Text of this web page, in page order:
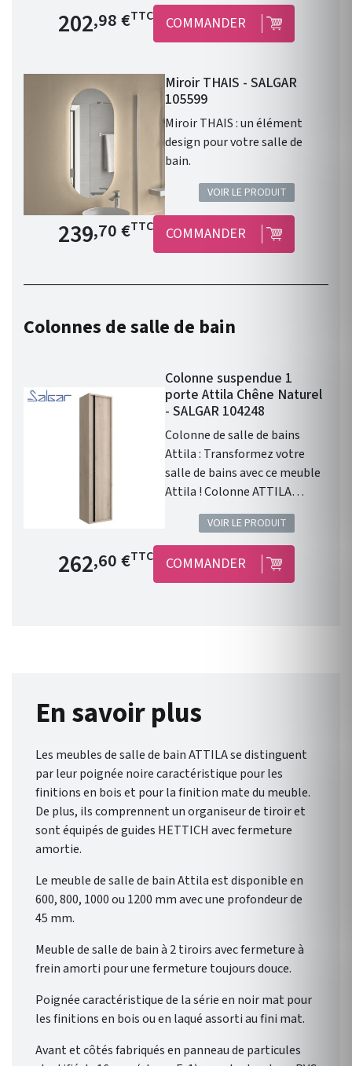
Prix de base
202,98 €TTC COMMANDER
Miroir THAIS - SALGAR
105599
Miroir THAIS : un élément
design pour votre salle de
bain.
VOIR LE PRODUIT
Prix de base
239,70 €TTC COMMANDER
Colonnes de salle de bain
Colonne suspendue 1
porte Attila Chêne Naturel
- SALGAR 104248
Colonne de salle de bains
Attila : Transformez votre
salle de bains avec ce meuble
Attila ! Colonne ATTILA
CHÊNE NATUREL . Gamme :
ATTILA . Portes : 1 porte.
Poignée intégrée . Finition
extérieure : Chêne Naturel .
Fabriqué en Espagne.
sa poignée intégrée.
Composez la salle de bains qui
palette de finitions
éclatantes.
VOIR LE PRODUIT
Prix de base
262,60 €TTC COMMANDER
En savoir plus
Les meubles de salle de bain ATTILA se distinguent
par leur poignée noire caractéristique pour les
finitions en bois et pour la finition mate du meuble.
De plus, ils comprennent un organiseur de tiroir et
sont équipés de guides HETTICH avec fermeture
amortie.
Le meuble de salle de bain Attila est disponible en
600, 800, 1000 ou 1200 mm avec une profondeur de
45 mm.
Meuble de salle de bain à 2 tiroirs avec fermeture à
frein amorti pour une fermeture toujours douce.
Poignée caractéristique de la série en noir mat pour
les finitions en bois ou en laqué assorti au fini mat.
Avant et côtés fabriqués en panneau de particules